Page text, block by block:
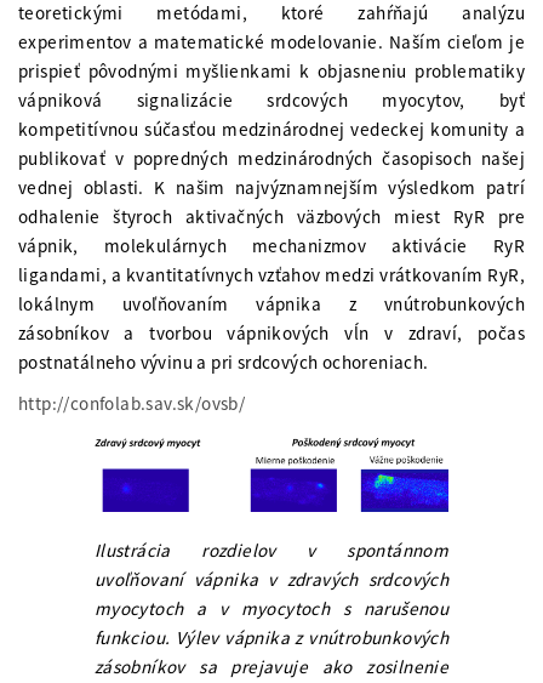
teoretickými metódami, ktoré zahŕňajú analýzu
experimentov a matematické modelovanie. Naším cieľom je
prispieť pôvodnými myšlienkami k objasneniu problematiky
vápniková signalizácie srdcových myocytov, byť
kompetitívnou súčasťou medzinárodnej vedeckej komunity a
publikovať v popredných medzinárodných časopisoch našej
vednej oblasti. K našim najvýznamnejším výsledkom patrí
odhalenie štyroch aktivačných väzbových miest RyR pre
vápnik, molekulárnych mechanizmov aktivácie RyR
ligandami, a kvantitatívnych vzťahov medzi vrátkovaním RyR,
lokálnym uvoľňovaním vápnika z vnútrobunkových
zásobníkov a tvorbou vápnikových vĺn v zdraví, počas
postnatálneho vývinu a pri srdcových ochoreniach.
http://confolab.sav.sk/ovsb/
Ilustrácia rozdielov v spontánnom
uvoľňovaní vápnika v zdravých srdcových
myocytoch a v myocytoch s narušenou
funkciou. Výlev vápnika z vnútrobunkových
zásobníkov sa prejavuje ako zosilnenie